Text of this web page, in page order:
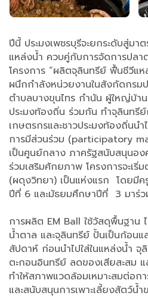
ปีนี้ ประมงเพชรบุรีจะยกระดับสู่มา
แหล่งน้ำ ควบคู่กับการจัดการปล
โครงการ “ผลิตจุลินทรีย์ ฟื้นชีวีแ
ผนึกกำลังหน่วยงานในสังกัดกรม
ตำบลบางขุนไทร กำนัน ผู้ใหญ่บ้า
ประมงท้องถิ่น ร่วมกัน ทำจุลินทรี
เกษตรกรและชาวประมงท้องถิ่นน
การมีส่วนร่วม (participatory
เป็นศูนย์กลาง ภาครัฐสนับสนุนอ
ร่วมเสริมศักยภาพ โครงการจะเริ่
(ผดุงวิทยา) เป็นแห่งแรก โดยมีค
ปีที่ 6 และมัธยมศึกษาปีที่ 3 มาร่
การผลิต EM Ball ใช้วัสดุพื้นฐาน
น้ำตาล และจุลินทรีย์ ปั้นเป็นก้อนแ
สัปดาห์ ก่อนนำไปใส่ในแหล่งน้ำ จุ
ตะกอนอินทรีย์ ลดของเสียสะสม
ทำให้สภาพแวดล้อมเหมาะสมต่อ
และสนับสนุนการเพาะเลี้ยงสัตว์น้ำ